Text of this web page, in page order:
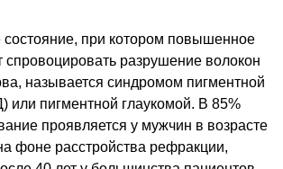
состояние, при котором повышенное
спровоцировать разрушение волокон
называется синдромом пигментной
или пигментной глаукомой. В 85%
проявляется у мужчин в возрасте
фоне расстройства рефракции,